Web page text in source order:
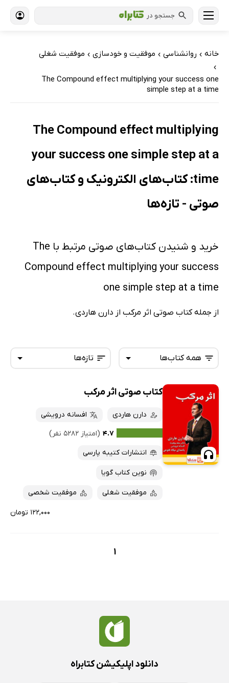
جستجو در
خانه › روانشناسی › موفقیت و خودسازی › موفقیت شغلی
›
The Compound effect multiplying your success one
simple step at a time
The Compound effect multiplying
your success one simple step at a
time: کتاب‌های الکترونیک و کتاب‌های
صوتی - تازه‌ها
خرید و شنیدن کتاب‌های صوتی مرتبط با The
Compound effect multiplying your success
one simple step at a time
از جمله کتاب صوتی اثر مرکب از دارن هاردی.
تازه‌ها
تازه‌ها
داغ‌ترین‌ها
پرفروش‌ها
پربحث‌ها
ارزان ترین‌ها
همه کتاب‌ها
همه کتاب‌ها
کتاب‌های صوتی
کتاب‌های متنی
کتاب صوتی اثر مرکب
دارن هاردی
افسانه درویشی
۴.۷ (امتیاز ۵۲۸۲ نفر)
انتشارات کتیبه پارسی
نوین کتاب گویا
موفقیت شغلی موفقیت شخصی
۱۲۲,۰۰۰ تومان
1
دانلود اپلیکیشن کتابراه